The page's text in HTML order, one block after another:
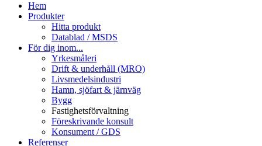
Hem
Produkter
Hitta produkt
Datablad / MSDS
För dig inom...
Yrkesmåleri
Drift & underhåll (MRO)
Livsmedelsindustri
Hamn, sjöfart & järnväg
Bygg
Fastighetsförvaltning
Föreskrivande konsult
Konsument / GDS
Referenser